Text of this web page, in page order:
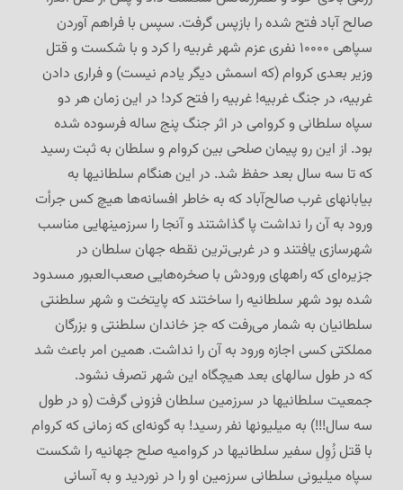
صالح آباد فتح شده را بازپس گرفت. سپس با فراهم آوردن
سپاهی ۱۰۰۰۰ نفری عزم شهر غربیه را کرد و با شکست و قتل
وزیر بعدی کروام (که اسمش دیگر یادم نیست) و فراری دادن
غربیه، در جنگ غربیه! غربیه را فتح کرد! در این زمان هر دو
سپاه سلطانی و کروامی در اثر جنگ پنج ساله فرسوده شده
بود. از این رو پیمان صلحی بین کروام و سلطان به ثبت رسید
که تا سه سال بعد حفظ شد. در این هنگام سلطانیها به
بیابانهای غرب صالح‌آباد که به خاطر افسانه‌ها هیچ کس جرأت
ورود به آن را نداشت پا گذاشتند و آنجا را سرزمینهایی مناسب
شهرسازی یافتند و در غربی‌ترین نقطه جهان سلطان در
جزیره‌ای که راههای ورودش با صخره‌هایی صعب‌العبور مسدود
شده بود شهر سلطانیه را ساختند که پایتخت و شهر سلطنتی
سلطانیان به شمار می‌رفت که جز خاندان سلطنتی و بزرگان
مملکتی کسی اجازه ورود به آن را نداشت. همین امر باعث شد
که در طول سالهای بعد هیچگاه این شهر تصرف نشود.
جمعیت سلطانیها در سرزمین سلطان فزونی گرفت (و در طول
سه سال!!!) به میلیونها نفر رسید! به گونه‌ای که زمانی که کروام
با قتل زُوِل سفیر سلطانیها در کروامیه صلح جهانیه را شکست
سپاه میلیونی سلطانی سرزمین او را در نوردید و به آسانی